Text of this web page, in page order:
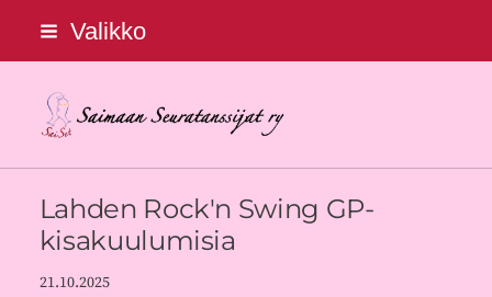
Siirry
sivun
sisältöön
Valikko
Saimaan Seuratanssijat ry
Lahden Rock'n Swing GP-
kisakuulumisia
21.10.2025